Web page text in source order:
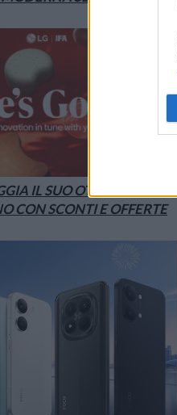
IL SUO OTTAVO
CON SCONTI E OFFERTE